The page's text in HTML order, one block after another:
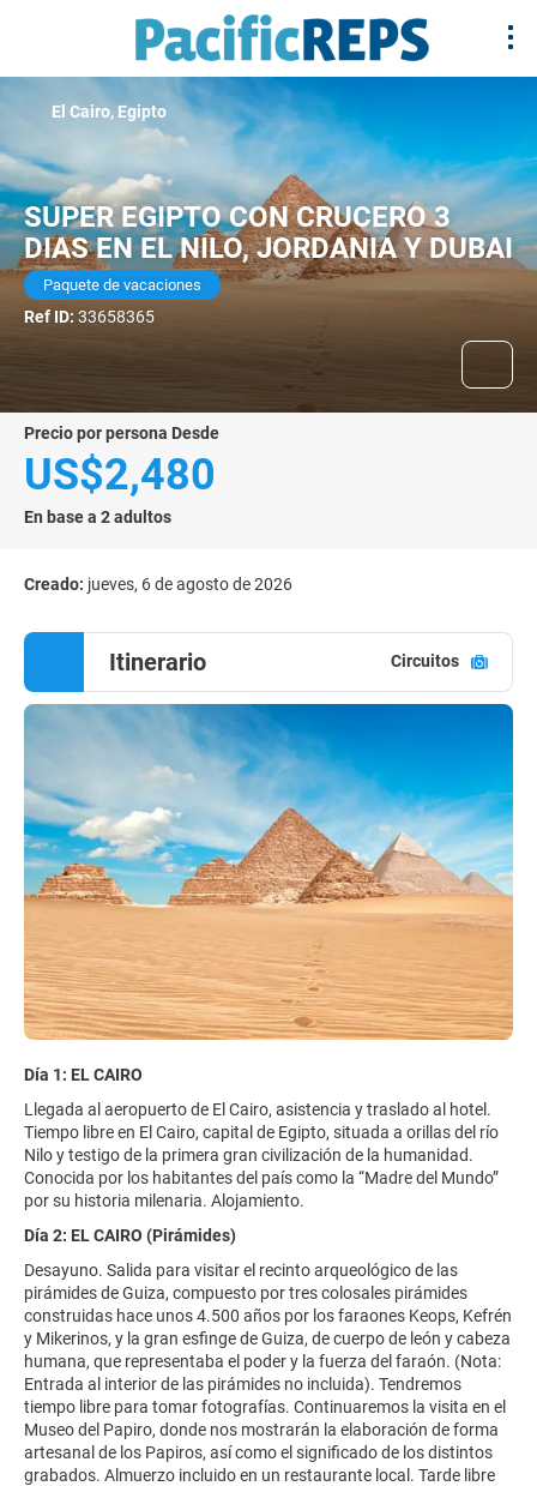
SUPER EGIPTO CON CRUCERO 3
DIAS EN EL NILO, JORDANIA Y DUBAI
Paquete de vacaciones
Ref ID: 33658365
El Cairo, Egipto
precio por persona Desde
US$2,480
En base a 2 adultos
Creado: jueves, 6 de agosto de 2026
Itinerario Circuitos
Día 1: EL CAIRO
Llegada al aeropuerto de El Cairo, asistencia y traslado al hotel.
Tiempo libre en El Cairo, capital de Egipto, situada a orillas del río
Nilo y testigo de la primera gran civilización de la humanidad.
Conocida por los habitantes del país como la “Madre del Mundo”
por su historia milenaria. Alojamiento.
Día 2: EL CAIRO (Pirámides)
Desayuno. Salida para visitar el recinto arqueológico de las
pirámides de Guiza, compuesto por tres colosales pirámides
construidas hace unos 4.500 años por los faraones Keops, Kefrén
y Mikerinos, y la gran esfinge de Guiza, de cuerpo de león y cabeza
humana, que representaba el poder y la fuerza del faraón. (Nota:
Entrada al interior de las pirámides no incluida). Tendremos
tiempo libre para tomar fotografías. Continuaremos la visita en el
Museo del Papiro, donde nos mostrarán la elaboración de forma
artesanal de los Papiros, así como el significado de los distintos
grabados. Almuerzo incluido en un restaurante local. Tarde libre